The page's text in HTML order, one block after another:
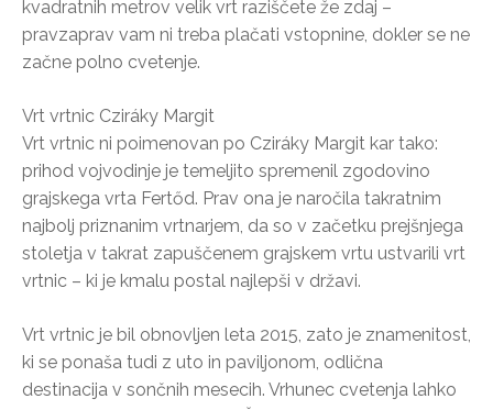
kvadratnih metrov velik vrt raziščete že zdaj –
pravzaprav vam ni treba plačati vstopnine, dokler se ne
začne polno cvetenje.
Vrt vrtnic Cziráky Margit
Vrt vrtnic ni poimenovan po Cziráky Margit kar tako:
prihod vojvodinje je temeljito spremenil zgodovino
grajskega vrta Fertőd. Prav ona je naročila takratnim
najbolj priznanim vrtnarjem, da so v začetku prejšnjega
stoletja v takrat zapuščenem grajskem vrtu ustvarili vrt
vrtnic – ki je kmalu postal najlepši v državi.
Vrt vrtnic je bil obnovljen leta 2015, zato je znamenitost,
ki se ponaša tudi z uto in paviljonom, odlična
destinacija v sončnih mesecih. Vrhunec cvetenja lahko